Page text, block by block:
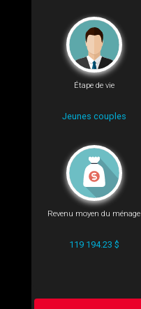
Étape de vie
Jeunes couples
Revenu moyen du ménage
119 194.23 $